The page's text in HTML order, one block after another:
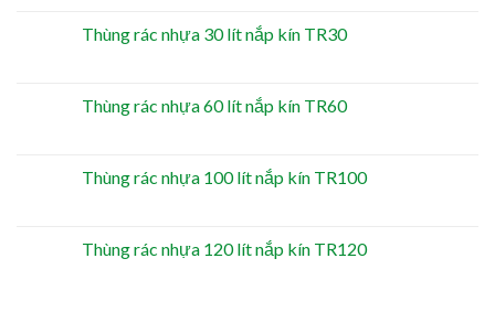
Thùng rác nhựa 30 lít nắp kín TR30
Thùng rác nhựa 60 lít nắp kín TR60
Thùng rác nhựa 100 lít nắp kín TR100
Thùng rác nhựa 120 lít nắp kín TR120